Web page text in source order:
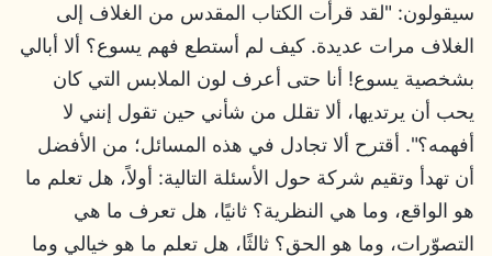
سيقولون: "لقد قرأت الكتاب المقدس من الغلاف إلى
الغلاف مرات عديدة. كيف لم أستطع فهم يسوع؟ ألا أبالي
بشخصية يسوع! أنا حتى أعرف لون الملابس التي كان
يحب أن يرتديها، ألا تقلل من شأني حين تقول إنني لا
أفهمه؟". أقترح ألا تجادل في هذه المسائل؛ من الأفضل
أن تهدأ وتقيم شركة حول الأسئلة التالية: أولاً، هل تعلم ما
هو الواقع، وما هي النظرية؟ ثانيًا، هل تعرف ما هي
التصوّرات، وما هو الحق؟ ثالثًا، هل تعلم ما هو خيالي وما